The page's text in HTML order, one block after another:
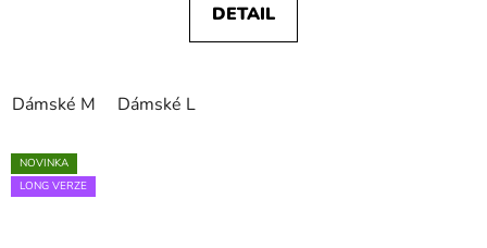
DETAIL
Dámské M Dámské L
NOVINKA
LONG VERZE